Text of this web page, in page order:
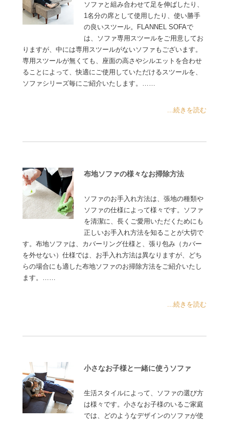
ソファと組み合わせて足を伸ばしたり、
1名分の席として使用したり、使い勝手
の良いスツール。FLANNEL SOFAで
は、ソファ専用スツールをご用意してお
りますが、中には専用スツールがないソファもございます。
専用スツールが無くても、座面の高さやシルエットを合わせ
ることによって、快適にご使用していただけるスツールを、
ソファシリーズ毎にご紹介いたします。……
...続きを読む
布地ソファの様々なお掃除方法
ソファのお手入れ方法は、張地の種類や
ソファの仕様によって様々です。ソファ
を清潔に、長くご愛用いただくためにも
正しいお手入れ方法を知ることが大切で
す。布地ソファは、カバーリング仕様と、張り包み（カバー
を外せない）仕様では、お手入れ方法は異なりますが、どち
らの場合にも適した布地ソファのお掃除方法をご紹介いたし
ます。……
...続きを読む
小さなお子様と一緒に使うソファ
生活スタイルによって、ソファの選び方
は様々です。小さなお子様のいるご家庭
では、どのようなデザインのソファが使